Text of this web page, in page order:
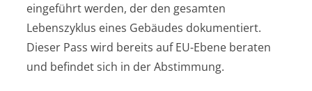
eingeführt werden, der den gesamten
Lebenszyklus eines Gebäudes dokumentiert.
Dieser Pass wird bereits auf EU-Ebene beraten
und befindet sich in der Abstimmung.